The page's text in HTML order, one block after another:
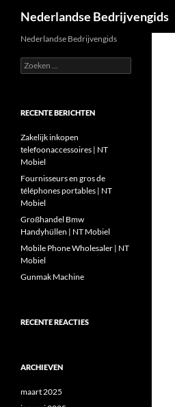
Nederlandse Bedrijvengids
Nederlandse Bedrijvengids
Zoeken
naar:
RECENTE BERICHTEN
Zakelijk inkopen
telefoonaccessoires | NT
Mobiel
Fournisseurs en gros de
téléphones portables | NT
Mobiel
Großhandel Bmw
Handyhüllen | NT Mobiel
Mobile Phone Wholesaler | NT
Mobiel
Gunmak Machine
RECENTE REACTIES
ARCHIEVEN
maart 2025